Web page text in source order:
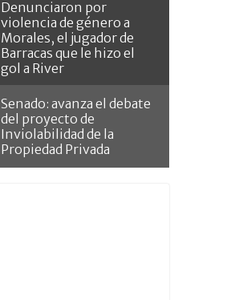
Denunciaron por
violencia de género a
Morales, el jugador de
Barracas que le hizo el
gol a River
Senado: avanza el debate
del proyecto de
Inviolabilidad de la
Propiedad Privada